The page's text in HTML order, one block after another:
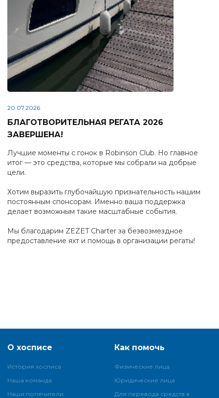
20.07.2026
БЛАГОТВОРИТЕЛЬНАЯ РЕГАТА 2026
ЗАВЕРШЕНА!
Лучшие моменты с гонок в Robinson Club. Но главное
итог — это средства, которые мы собрали на добрые
цели.
Хотим выразить глубочайшую признательность нашим
постоянным спонсорам. Именно ваша поддержка
делает возможным такие масштабные события.
Мы благодарим ZEZET Charter за безвозмездное
предоставление яхт и помощь в организации регаты!
О хосписе
История хосписа
Наша команда
Наши попечители
Как помочь
Физические лица
Юридические лица
Для перевода средств в